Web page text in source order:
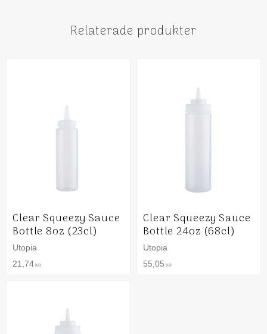
Relaterade produkter
Clear Squeezy Sauce
Bottle 8oz (23cl)
Utopia
21,74 KR
Clear Squeezy Sauce
Bottle 24oz (68cl)
Utopia
55,05 KR